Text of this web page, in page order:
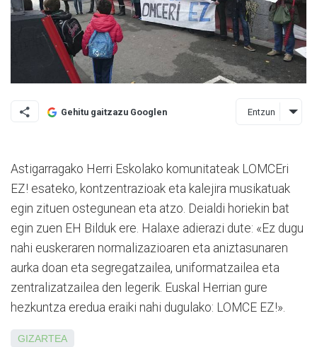
Gehitu gaitzazu Googlen Entzun
Astigarragako Herri Eskolako komunitateak LOMCEri
EZ! esateko, kontzentrazioak eta kalejira musikatuak
egin zituen ostegunean eta atzo. Deialdi horiekin bat
egin zuen EH Bilduk ere. Halaxe adierazi dute: «Ez dugu
nahi euskeraren normalizazioaren eta aniztasunaren
aurka doan eta segregatzailea, uniformatzailea eta
zentralizatzailea den legerik. Euskal Herrian gure
hezkuntza eredua eraiki nahi dugulako: LOMCE EZ!».
GIZARTEA